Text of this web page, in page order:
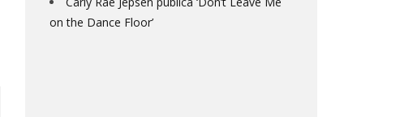
on the Dance Floor’